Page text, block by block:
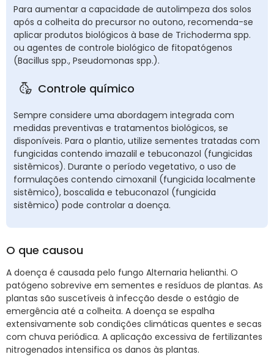
Para aumentar a capacidade de autolimpeza dos solos
após a colheita do precursor no outono, recomenda-se
aplicar produtos biológicos à base de Trichoderma spp.
ou agentes de controle biológico de fitopatógenos
(Bacillus spp., Pseudomonas spp.).
Controle químico
Sempre considere uma abordagem integrada com
medidas preventivas e tratamentos biológicos, se
disponíveis. Para o plantio, utilize sementes tratadas com
fungicidas contendo imazalil e tebuconazol (fungicidas
sistêmicos). Durante o período vegetativo, o uso de
formulações contendo cimoxanil (fungicida localmente
sistêmico), boscalida e tebuconazol (fungicida
sistêmico) pode controlar a doença.
O que causou
A doença é causada pelo fungo Alternaria helianthi. O
patógeno sobrevive em sementes e resíduos de plantas. As
plantas são suscetíveis à infecção desde o estágio de
emergência até a colheita. A doença se espalha
extensivamente sob condições climáticas quentes e secas
com chuva periódica. A aplicação excessiva de fertilizantes
nitrogenados intensifica os danos às plantas.